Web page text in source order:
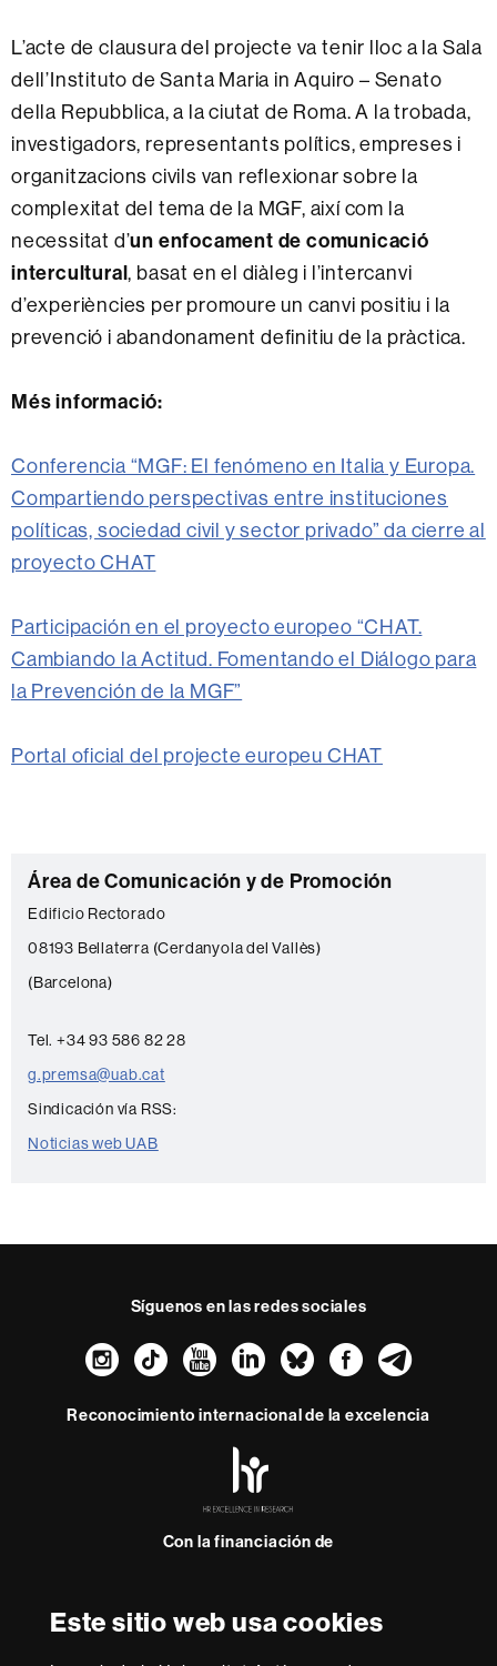
Este sitio web usa cookies
L’acte de clausura del projecte va tenir lloc a la Sala
dell’Instituto de Santa Maria in Aquiro – Senato
della Repubblica, a la ciutat de Roma. A la trobada,
investigadors, representants polítics, empreses i
organitzacions civils van reflexionar sobre la
complexitat del tema de la MGF, així com la
necessitat d’un enfocament de comunicació
intercultural, basat en el diàleg i l’intercanvi
d’experiències per promoure un canvi positiu i la
prevenció i abandonament definitiu de la pràctica.
Més informació:
Conferencia “MGF: El fenómeno en Italia y Europa.
Compartiendo perspectivas entre instituciones
políticas, sociedad civil y sector privado” da cierre al
proyecto CHAT
Participación en el proyecto europeo “CHAT.
Cambiando la Actitud. Fomentando el Diálogo para
la Prevención de la MGF”
Portal oficial del projecte europeu CHAT
C
o
n
t
c
t
o
Área de Comunicación y de Promoción
Edificio Rectorado
08193 Bellaterra (Cerdanyola del Vallès)
(Barcelona)
Tel. +34 93 586 82 28
g.premsa@uab.cat
Sindicación vía RSS:
Noticias web UAB
Síguenos en las redes sociales
Instagram
TikTokYouTube
LinkedIn
Bluesky
Reconocimiento internacional de la excelencia
-
Con la financiación de
Sobre